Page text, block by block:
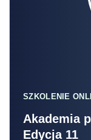
SZKOLENIE
Akademia
Edycja 11